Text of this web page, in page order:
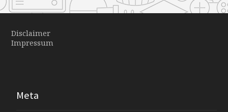
Disclaimer
Impressum
Meta